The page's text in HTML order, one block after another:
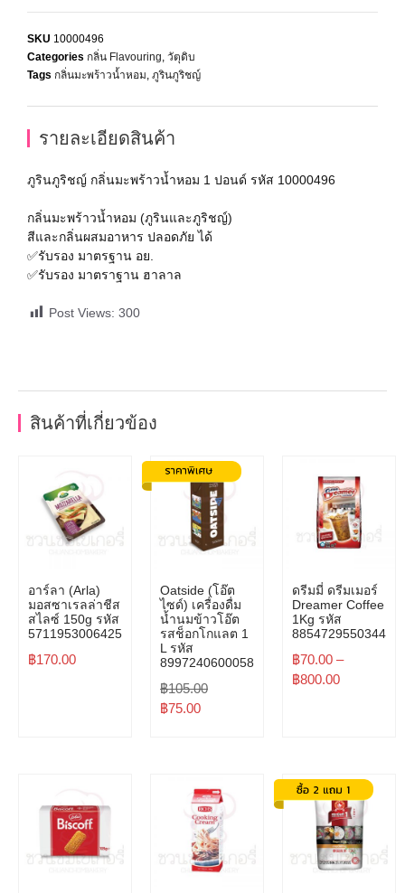
SKU 10000496
Categories กลิ่น Flavouring วัตุดิบ
Tags กลิ่นมะพร้าวน้ำหอม ภูรินภูริชญ์
รายละเอียดสินค้า
ภูรินภูริชญ์ กลิ่นมะพร้าวน้ำหอม 1 ปอนด์ รหัส 10000496
กลิ่นมะพร้าวน้ำหอม (ภูรินและภูริชญ์)
สีและกลิ่นผสมอาหาร ปลอดภัย ได้
✅รับรอง มาตรฐาน อย.
✅รับรอง มาตราฐาน ฮาลาล
Post Views: 300
สินค้าที่เกี่ยวข้อง
อาร์ลา (Arla)
มอสซาเรลล่าชีส
สไลซ์ 150g รหัส
5711953006425
฿170.00
Oatside (โอ๊ต
ไซด์) เครื่องดื่ม
น้ำนมข้าวโอ๊ต
รสช็อกโกแลต 1
L รหัส
8997240600058
฿105.00
฿75.00
ดรีมมี่ ดรีมเมอร์
Dreamer Coffee
1Kg รหัส
8854729550344
฿70.00 –
฿800.00